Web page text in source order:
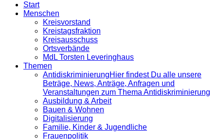
Start
Menschen
Kreisvorstand
Kreistagsfraktion
Kreisausschuss
Ortsverbände
MdL Torsten Leveringhaus
Themen
Antidiskrimi­nierungHier findest Du alle unsere
Beträge, News, Anträge, Anfragen und
Veranstaltungen zum Thema Antidiskriminierung
Ausbildung & Arbeit
Bauen & Wohnen
Digitalisierung
Familie, Kinder & Jugendliche
Frauenpolitik